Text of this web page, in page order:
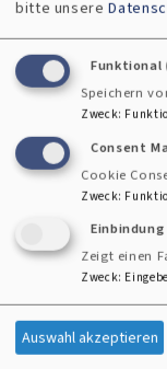
vom ökologischen
Kreuzkirche bis zu
den Gemeinden.
Italienische
Den Abschluss
Matthias
Freundschaft mit
einem Tag voller
bitte unsere
Funktional
Speichern
Zweck:
Consent
Cookie
Zweck:
Zeigt einen
Zweck:
Auswahl akzeptieren